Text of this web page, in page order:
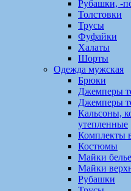
Рубашки, -
Толстовки
Трусы
Фуфайки
Халаты
Шорты
Одежда мужская
Брюки
Джемперы
Джемперы
Кальсоны,
утепленные
Комплекты
Костюмы
Майки
Майки
Рубашки